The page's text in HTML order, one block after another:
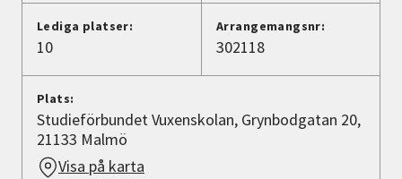
Lediga platser:
10
Arrangemangsnr:
302118
Plats:
Studieförbundet Vuxenskolan, Grynbodgatan 20,
21133 Malmö
Visa på karta